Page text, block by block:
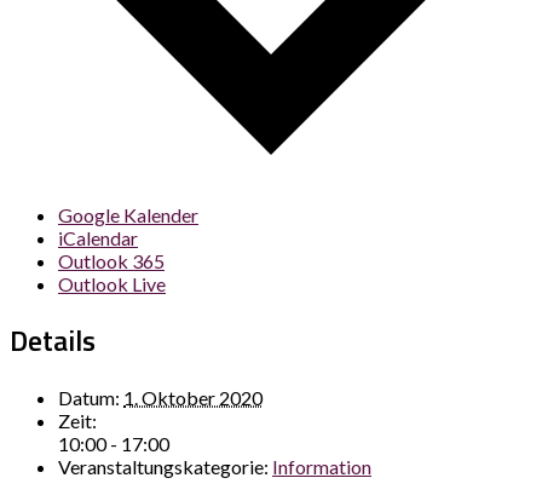
Google Kalender
iCalendar
Outlook 365
Outlook Live
Details
Datum: 1. Oktober 2020
Zeit:
10:00 - 17:00
Veranstaltungskategorie: Information